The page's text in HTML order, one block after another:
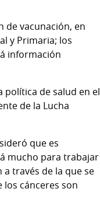
de vacunación, en
y Primaria; los
información
política de salud en el
de la Lucha
que es
mucho para trabajar
través de la que se
cánceres son